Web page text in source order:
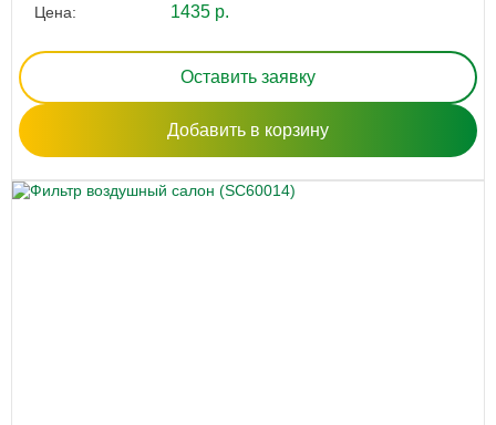
Цена: 1435 р.
Оставить заявку
Добавить в корзину